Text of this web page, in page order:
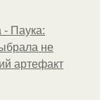
- Паука:
не
артефакт